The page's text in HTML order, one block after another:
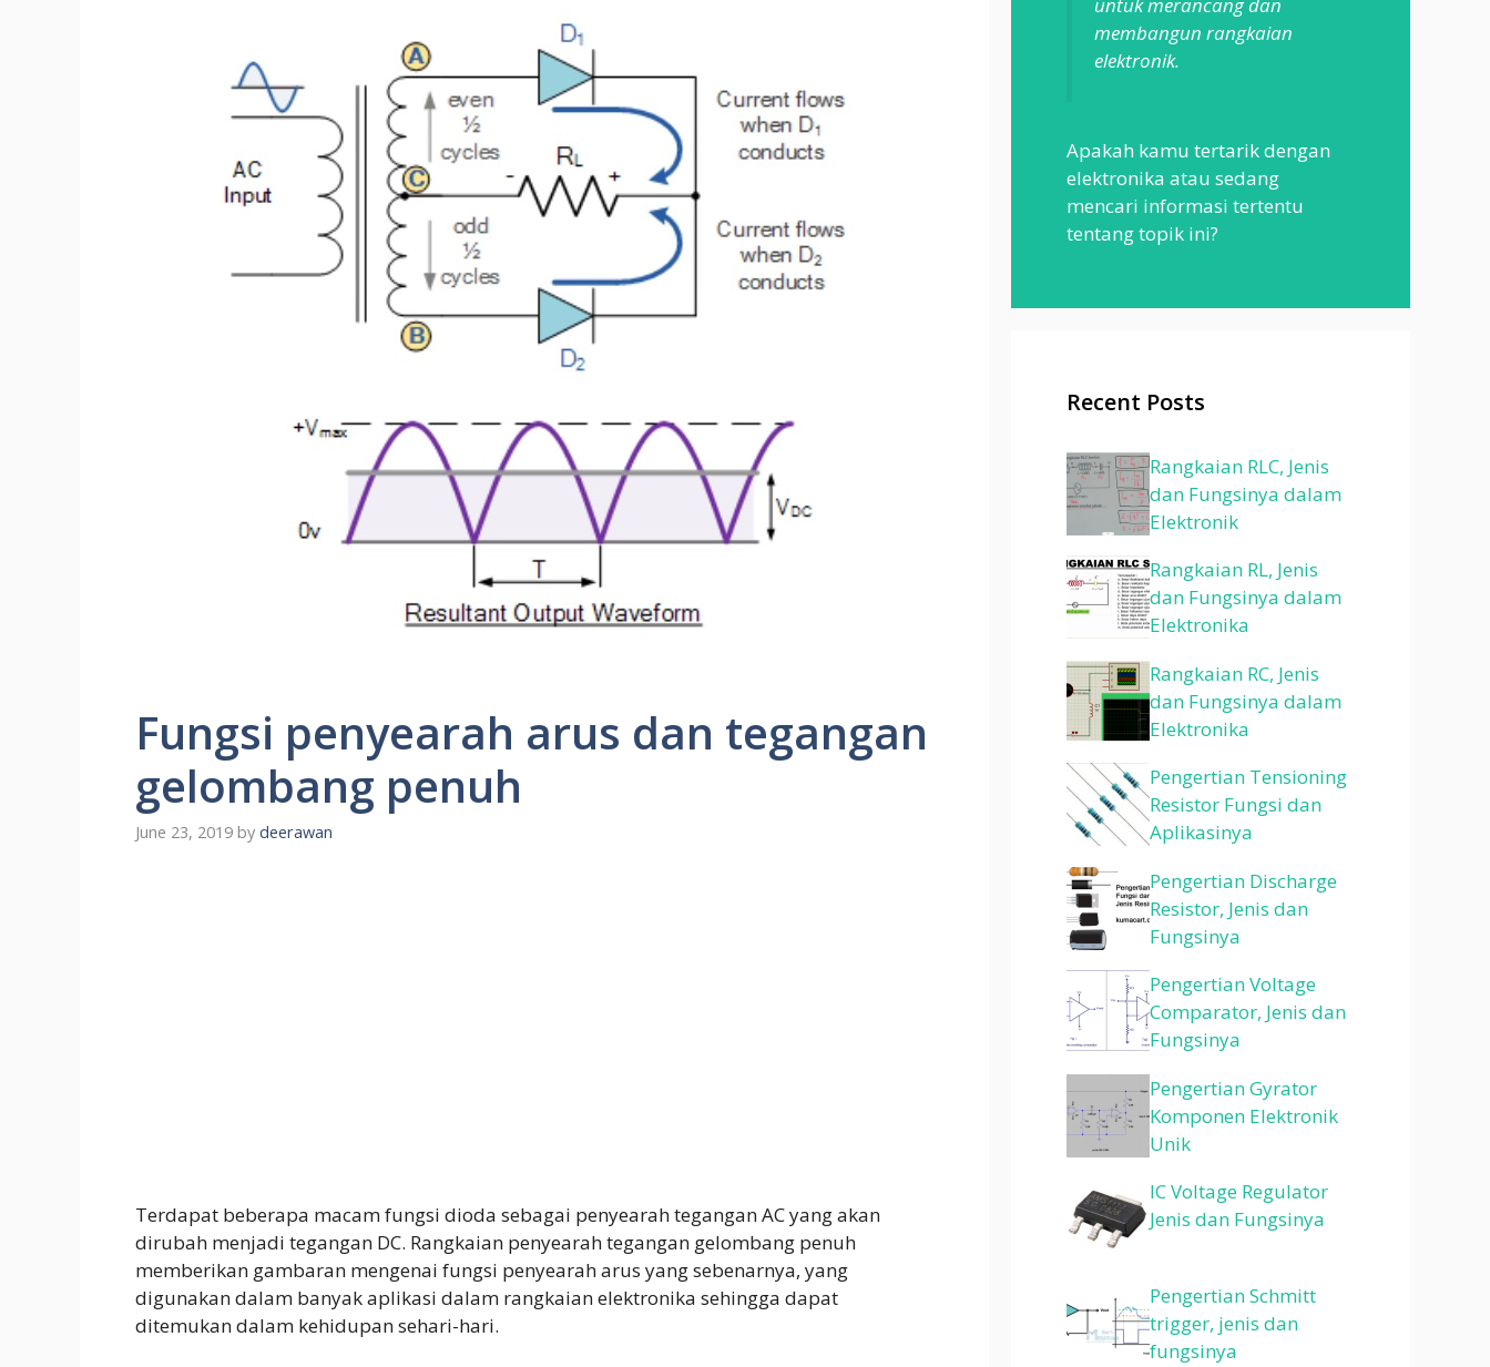
Fungsi penyearah arus dan tegangan
gelombang penuh
June 23, 2019 by deerawan
Terdapat beberapa macam fungsi dioda sebagai penyearah tegangan AC yang akan
dirubah menjadi tegangan DC. Rangkaian penyearah tegangan gelombang penuh
memberikan gambaran mengenai fungsi penyearah arus yang sebenarnya, yang
digunakan dalam banyak aplikasi dalam rangkaian elektronika sehingga dapat
ditemukan dalam kehidupan sehari-hari.
membangun rangkaian
elektronik.
Apakah kamu tertarik dengan
elektronika atau sedang
mencari informasi tertentu
tentang topik ini?
Recent Posts
Rangkaian RLC, Jenis
dan Fungsinya dalam
Elektronik
Rangkaian RL, Jenis
dan Fungsinya dalam
Elektronika
Rangkaian RC, Jenis
dan Fungsinya dalam
Elektronika
Pengertian Tensioning
Resistor Fungsi dan
Aplikasinya
Pengertian Discharge
Resistor, Jenis dan
Fungsinya
Pengertian Voltage
Comparator, Jenis dan
Fungsinya
Pengertian Gyrator
Komponen Elektronik
Unik
IC Voltage Regulator
Jenis dan Fungsinya
Pengertian Schmitt
trigger, jenis dan
fungsinya